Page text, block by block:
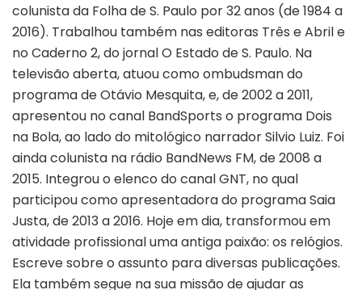
colunista da Folha de S. Paulo por 32 anos (de 1984 a
2016). Trabalhou também nas editoras Três e Abril e
no Caderno 2, do jornal O Estado de S. Paulo. Na
televisão aberta, atuou como ombudsman do
programa de Otávio Mesquita, e, de 2002 a 2011,
apresentou no canal BandSports o programa Dois
na Bola, ao lado do mitológico narrador Silvio Luiz. Foi
ainda colunista na rádio BandNews FM, de 2008 a
2015. Integrou o elenco do canal GNT, no qual
participou como apresentadora do programa Saia
Justa, de 2013 a 2016. Hoje em dia, transformou em
atividade profissional uma antiga paixão: os relógios.
Escreve sobre o assunto para diversas publicações.
Ela também segue na sua missão de ajudar as